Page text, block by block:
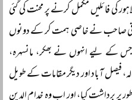
کی فائلیں مکمل کرنے پر محنت کی گئی
صاحب نے خاصی ہمت کر کے دونوں
جس کے لیے انہوں نے بھکر، مانسہرہ،
فیصل آباد اور دیگر مقامات کے طویل